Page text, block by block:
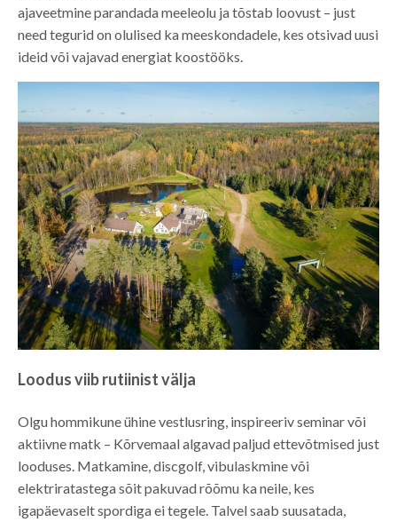
ajaveetmine parandada meeleolu ja tõstab loovust – just
need tegurid on olulised ka meeskondadele, kes otsivad uusi
ideid või vajavad energiat koostööks.
Loodus viib rutiinist välja
Olgu hommikune ühine vestlusring, inspireeriv seminar või
aktiivne matk – Kõrvemaal algavad paljud ettevõtmised just
looduses. Matkamine, discgolf, vibulaskmine või
elektriratastega sõit pakuvad rõõmu ka neile, kes
igapäevaselt spordiga ei tegele. Talvel saab suusatada,